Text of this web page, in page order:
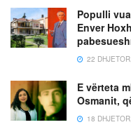
Populli
Enver
22
E vërteta
Osmanit,
18